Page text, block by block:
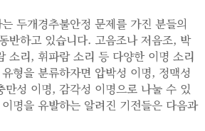
두개경추불안정 문제를 가진 분들의
반하고 있습니다. 고음조나 저음조, 박
소리, 휘파람 소리 등 다양한 이명 소리
형을 분류하자면 압박성 이명, 정맥성
만성 이명, 감각성 이명으로 나눌 수 있
명을 유발하는 알려진 기전들은 다음과